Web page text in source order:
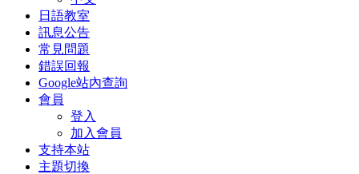
日語教室
訊息公告
常見問題
錯誤回報
Google站內查詢
會員
登入
加入會員
支持本站
主題切換